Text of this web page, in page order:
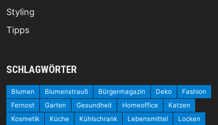
Styling
Tipps
SCHLAGWÖRTER
Blumen Blumenstrauß Bürgermagazin Deko
Fashion
Fernost
Garten Gesundheit Homeoffice
Katzen
Kosmetik
Küche Kühlschrank Lebensmittel
Locken